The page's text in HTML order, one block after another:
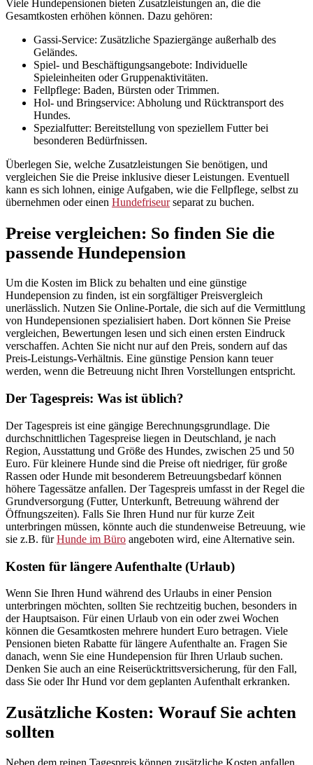
Viele Hundepensionen bieten Zusatzleistungen an, die die
Gesamtkosten erhöhen können. Dazu gehören:
Gassi-Service: Zusätzliche Spaziergänge außerhalb des
Geländes.
Spiel- und Beschäftigungsangebote: Individuelle
Spieleinheiten oder Gruppenaktivitäten.
Fellpflege: Baden, Bürsten oder Trimmen.
Hol- und Bringservice: Abholung und Rücktransport des
Hundes.
Spezialfutter: Bereitstellung von speziellem Futter bei
besonderen Bedürfnissen.
Überlegen Sie, welche Zusatzleistungen Sie benötigen, und
vergleichen Sie die Preise inklusive dieser Leistungen. Eventuell
kann es sich lohnen, einige Aufgaben, wie die Fellpflege, selbst zu
übernehmen oder einen Hundefriseurseparat zu buchen.
Preise vergleichen: So finden Sie die
passende Hundepension
Um die Kosten im Blick zu behalten und eine günstige
Hundepension zu finden, ist ein sorgfältiger Preisvergleich
unerlässlich. Nutzen Sie Online-Portale, die sich auf die Vermittlung
von Hundepensionen spezialisiert haben. Dort können Sie Preise
vergleichen, Bewertungen lesen und sich einen ersten Eindruck
verschaffen. Achten Sie nicht nur auf den Preis, sondern auf das
Preis-Leistungs-Verhältnis. Eine günstige Pension kann teuer
werden, wenn die Betreuung nicht Ihren Vorstellungen entspricht.
Der Tagespreis: Was ist üblich?
Der Tagespreis ist eine gängige Berechnungsgrundlage. Die
durchschnittlichen Tagespreise liegen in Deutschland, je nach
Region, Ausstattung und Größe des Hundes, zwischen 25 und 50
Euro. Für kleinere Hunde sind die Preise oft niedriger, für große
Rassen oder Hunde mit besonderem Betreuungsbedarf können
höhere Tagessätze anfallen. Der Tagespreis umfasst in der Regel die
Grundversorgung (Futter, Unterkunft, Betreuung während der
Öffnungszeiten). Falls Sie Ihren Hund nur für kurze Zeit
unterbringen müssen, könnte auch die stundenweise Betreuung, wie
sie z.B. fürHunde im Büro angeboten wird, eine Alternative sein.
Kosten für längere Aufenthalte (Urlaub)
Wenn Sie Ihren Hund während des Urlaubs in einer Pension
unterbringen möchten, sollten Sie rechtzeitig buchen, besonders in
der Hauptsaison. Für einen Urlaub von ein oder zwei Wochen
können die Gesamtkosten mehrere hundert Euro betragen. Viele
Pensionen bieten Rabatte für längere Aufenthalte an. Fragen Sie
danach, wenn Sie eine Hundepension für Ihren Urlaub suchen.
Denken Sie auch an eine Reiserücktrittsversicherung, für den Fall,
dass Sie oder Ihr Hund vor dem geplanten Aufenthalt erkranken.
Zusätzliche Kosten: Worauf Sie achten
sollten
Neben dem reinen Tagespreis können zusätzliche Kosten anfallen.